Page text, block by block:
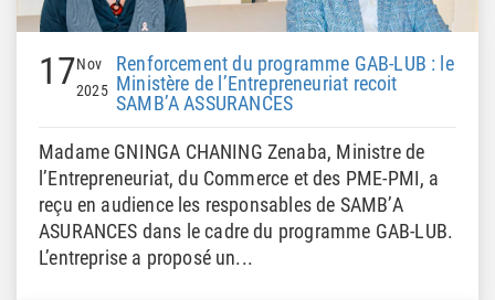
17Nov
2025
Renforcement du programme GAB-LUB : le
Ministère de l’Entrepreneuriat recoit
SAMB’A ASSURANCES
Madame GNINGA CHANING Zenaba, Ministre de
l’Entrepreneuriat, du Commerce et des PME-PMI, a
reçu en audience les responsables de SAMB’A
ASURANCES dans le cadre du programme GAB-LUB.
L’entreprise a proposé un...